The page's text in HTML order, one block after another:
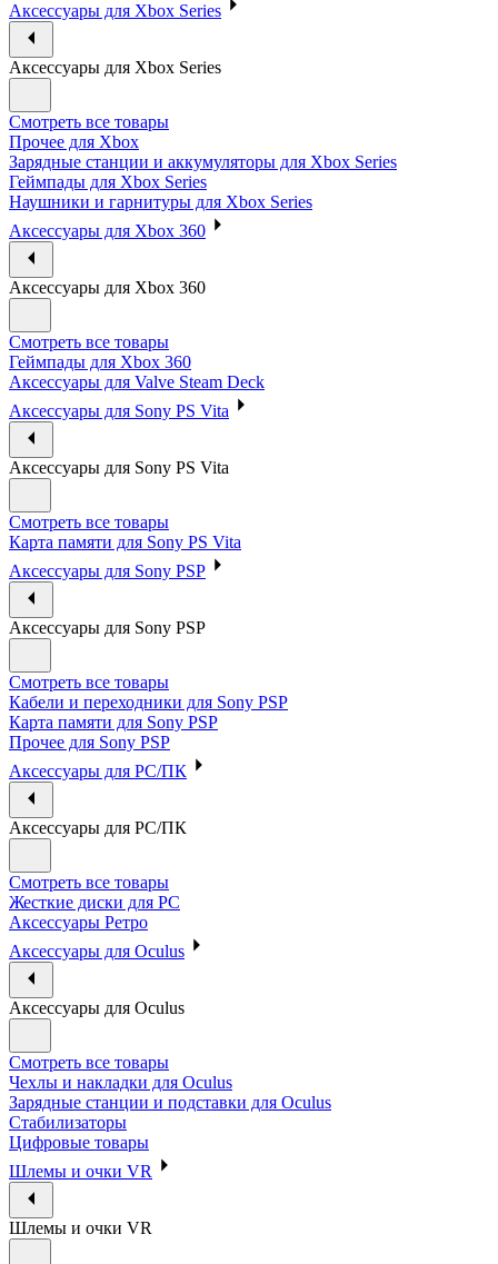
Аксессуары для Xbox Series
Аксессуары для Xbox Series
Смотреть все товары
Прочее для Xbox
Зарядные станции и аккумуляторы для Xbox Series
Геймпады для Xbox Series
Наушники и гарнитуры для Xbox Series
Аксессуары для Xbox 360
Аксессуары для Xbox 360
Смотреть все товары
Геймпады для Xbox 360
Аксессуары для Valve Steam Deck
Аксессуары для Sony PS Vita
Аксессуары для Sony PS Vita
Смотреть все товары
Карта памяти для Sony PS Vita
Аксессуары для Sony PSP
Аксессуары для Sony PSP
Смотреть все товары
Кабели и переходники для Sony PSP
Карта памяти для Sony PSP
Прочее для Sony PSP
Аксессуары для PC/ПК
Аксессуары для PC/ПК
Смотреть все товары
Жесткие диски для PC
Аксессуары Ретро
Аксессуары для Oculus
Аксессуары для Oculus
Смотреть все товары
Чехлы и накладки для Oculus
Зарядные станции и подставки для Oculus
Стабилизаторы
Цифровые товары
Шлемы и очки VR
Шлемы и очки VR